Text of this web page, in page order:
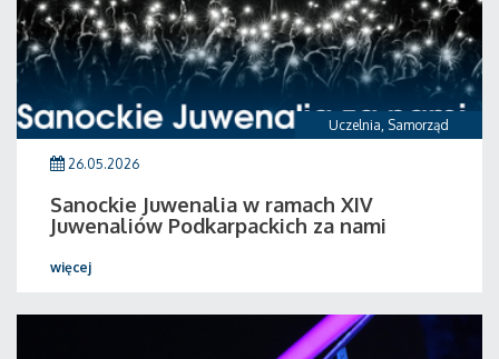
Uczelnia, Samorząd
26.05.2026
Sanockie Juwenalia w ramach XIV
Juwenaliów Podkarpackich za nami
więcej